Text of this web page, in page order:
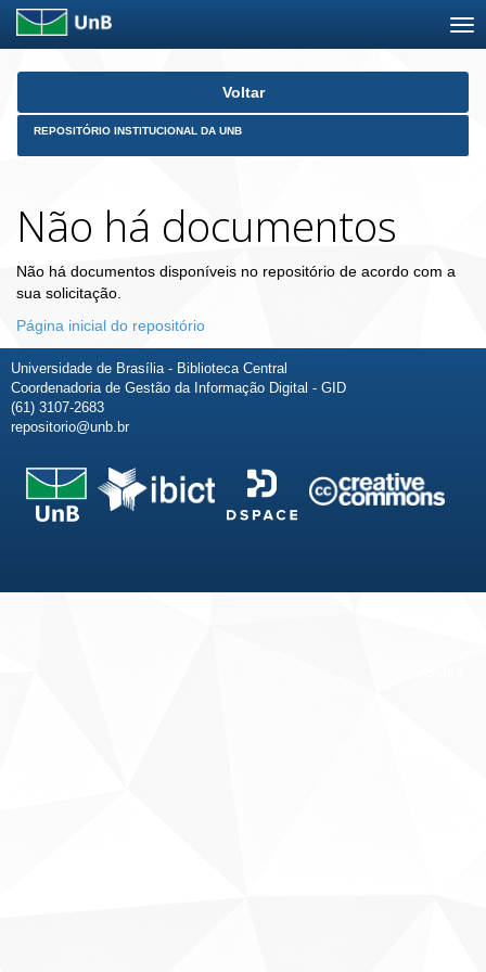
Skip
Voltar
REPOSITÓRIO INSTITUCIONAL DA UNB
Não há documentos
Não há documentos disponíveis no repositório de acordo com a
sua solicitação.
Página inicial do repositório
Universidade de Brasília - Biblioteca Central
Coordenadoria de Gestão da Informação Digital - GID
(61) 3107-2683
repositorio@unb.br